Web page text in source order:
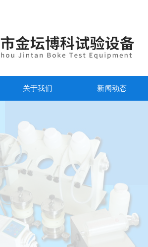
关于我们 新闻动态